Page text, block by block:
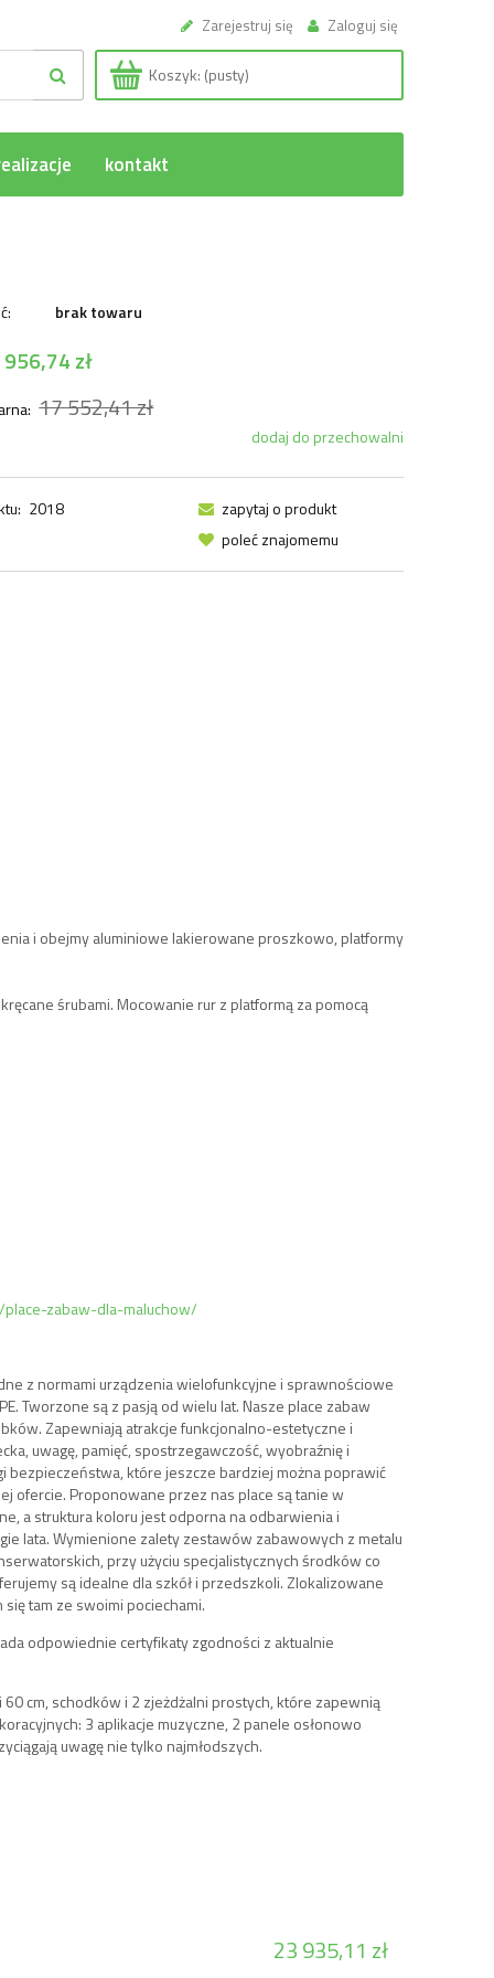
Zarejestruj się Zaloguj się
Koszyk: (pusty)
kontakt
brak towaru
zł
17 552,41 zł
dodaj do przechowalni
2018
zapytaj o produkt
poleć znajomemu
i obejmy aluminiowe lakierowane proszkowo, platformy
śrubami. Mocowanie rur z platformą za pomocą
zabaw-dla-maluchow/
z normami urządzenia wielofunkcyjne i sprawnościowe
Tworzone są z pasją od wielu lat. Nasze place zabaw
Zapewniają atrakcje funkcjonalno-estetyczne i
uwagę, pamięć, spostrzegawczość, wyobraźnię i
które jeszcze bardziej można poprawić
ofercie. Proponowane przez nas place są tanie w
a struktura koloru jest odporna na odbarwienia i
lata. Wymienione zalety zestawów zabawowych z metalu
przy użyciu specjalistycznych środków co
są idealne dla szkół i przedszkoli. Zlokalizowane
tam ze swoimi pociechami.
odpowiednie certyfikaty zgodności z aktualnie
cm, schodków i 2 zjeżdżalni prostych, które zapewnią
3 aplikacje muzyczne, 2 panele osłonowo
uwagę nie tylko najmłodszych.
23 935,11 zł